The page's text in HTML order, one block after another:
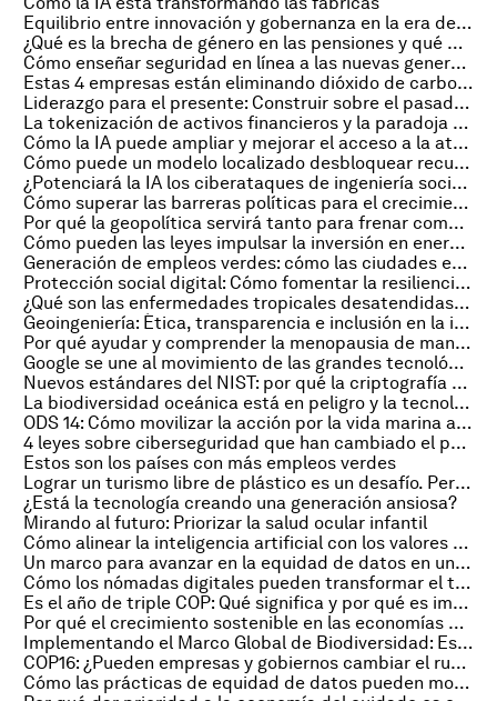
Equilibrio entre innovación y gobernanza en la era de la IA
¿Qué es la brecha de género en las pensiones y qué podemos hacer al respecto?
Cómo enseñar seguridad en línea a las nuevas generaciones
Estas 4 empresas están eliminando dióxido de carbono del océano
Liderazgo para el presente: Construir sobre el pasado para crear un futuro mejor
La tokenización de activos financieros y la paradoja de la programabilidad
Cómo la IA puede ampliar y mejorar el acceso a la atención en salud mental
Cómo puede un modelo localizado desbloquear recursos para la rehabilitación de viviendas
¿Potenciará la IA los ciberataques de ingeniería social?
Cómo superar las barreras políticas para el crecimiento del sector energético
Por qué la geopolítica servirá tanto para frenar como para impulsar la transición energética
Cómo pueden las leyes impulsar la inversión en energía renovable en África
Generación de empleos verdes: cómo las ciudades están marcando el camino
Protección social digital: Cómo fomentar la resiliencia y la equidad en las comunidades
¿Qué son las enfermedades tropicales desatendidas y qué estamos haciendo al respecto?
Geoingeniería: Ética, transparencia e inclusión en la investigación sobre intervenciones climáticas
Por qué ayudar y comprender la menopausia de manera eficaz mejora el bienestar de la mujer
Google se une al movimiento de las grandes tecnológicas hacia la energía nuclear, y otras noticias sobre energía
Nuevos estándares del NIST: por qué la criptografía cuántica podría haber alcanzado su madurez
La biodiversidad oceánica está en peligro y la tecnología puede ayudar a salvarla
ODS 14: Cómo movilizar la acción por la vida marina antes de la Conferencia sobre el Océano 2025
4 leyes sobre ciberseguridad que han cambiado el panorama global en 2024
Estos son los países con más empleos verdes
Lograr un turismo libre de plástico es un desafío. Pero merece la pena
¿Está la tecnología creando una generación ansiosa?
Mirando al futuro: Priorizar la salud ocular infantil
Cómo alinear la inteligencia artificial con los valores humanos
Un marco para avanzar en la equidad de datos en un mundo digital
Cómo los nómadas digitales pueden transformar el turismo y la economía de los pequeños Estados Insulares en desarrollo
Es el año de triple COP: Qué significa y por qué es importante para los líderes empresariales
Por qué el crecimiento sostenible en las economías emergentes depende del sector informal
Implementando el Marco Global de Biodiversidad: Esto es lo que está en juego en la COP16
COP16: ¿Pueden empresas y gobiernos cambiar el rumbo de la pérdida de naturaleza?
Cómo las prácticas de equidad de datos pueden moldear el futuro de la planificación urbana